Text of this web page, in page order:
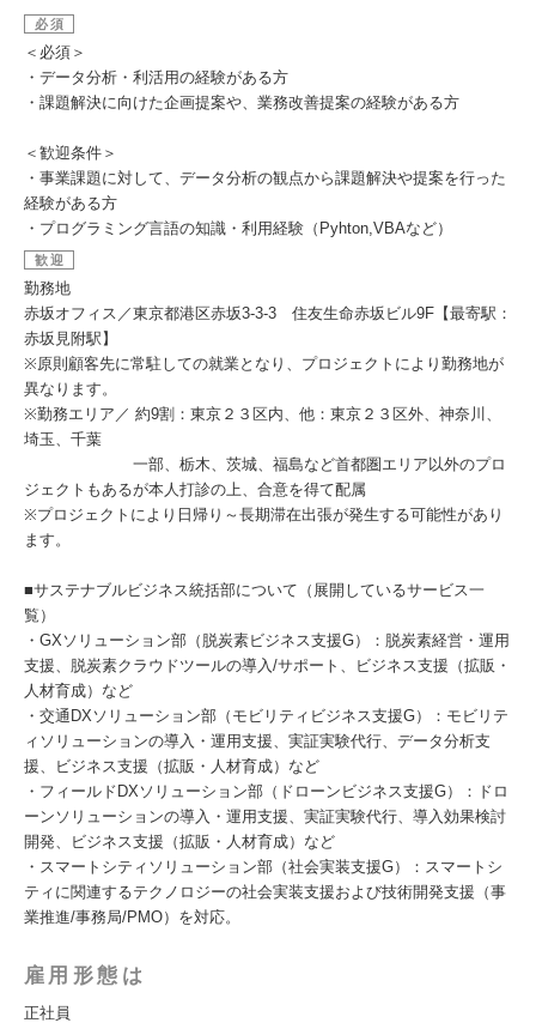
必須
＜必須＞
・データ分析・利活用の経験がある方
・課題解決に向けた企画提案や、業務改善提案の経験がある方
＜歓迎条件＞
・事業課題に対して、データ分析の観点から課題解決や提案を行った
経験がある方
・プログラミング言語の知識・利用経験（Pyhton,VBAなど）
歓迎
勤務地
赤坂オフィス／東京都港区赤坂3-3-3 住友生命赤坂ビル9F【最寄駅：
赤坂見附駅】
※原則顧客先に常駐しての就業となり、プロジェクトにより勤務地が
異なります。
※勤務エリア／ 約9割：東京２３区内、他：東京２３区外、神奈川、
埼玉、千葉
一部、栃木、茨城、福島など首都圏エリア以外のプロ
ジェクトもあるが本人打診の上、合意を得て配属
※プロジェクトにより日帰り～長期滞在出張が発生する可能性があり
ます。
■サステナブルビジネス統括部について（展開しているサービス一
覧）
・GXソリューション部（脱炭素ビジネス支援G）：脱炭素経営・運用
支援、脱炭素クラウドツールの導入/サポート、ビジネス支援（拡販・
人材育成）など
・交通DXソリューション部（モビリティビジネス支援G）：モビリテ
ィソリューションの導入・運用支援、実証実験代行、データ分析支
援、ビジネス支援（拡販・人材育成）など
・フィールドDXソリューション部（ドローンビジネス支援G）：ドロ
ーンソリューションの導入・運用支援、実証実験代行、導入効果検討
開発、ビジネス支援（拡販・人材育成）など
・スマートシティソリューション部（社会実装支援G）：スマートシ
ティに関連するテクノロジーの社会実装支援および技術開発支援（事
業推進/事務局/PMO）を対応。
雇用形態は
正社員